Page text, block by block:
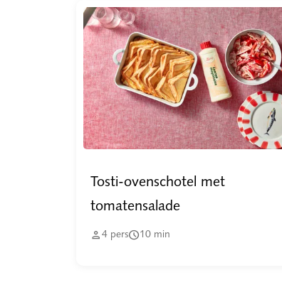
Tosti-ovenschotel met
tomatensalade
 4 pers10 min